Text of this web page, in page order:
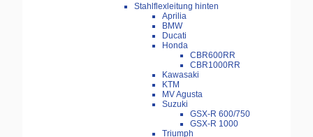
Stahlflexleitung hinten
Aprilia
BMW
Ducati
Honda
CBR600RR
CBR1000RR
Kawasaki
KTM
MV Agusta
Suzuki
GSX-R 600/750
GSX-R 1000
Triumph